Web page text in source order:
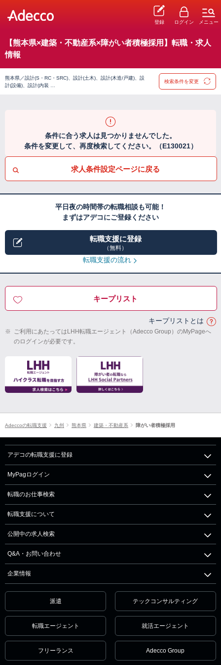
登録 ログイン メニュー
【熊本県×建築・不動産系×障がい者積極採用】転職・求人
情報
熊本県／設計(S・RC・SRC)、設計(土木)、設計(木造/戸建)、設
計(設備)、設計(内装 …
検索条件を変更
条件に合う求人は見つかりませんでした。
条件を変更して、再度検索してください。（E130021）
求人条件設定ページに戻る
平日夜の時間帯の転職相談も可能！
まずはアデコにご登録ください
転職支援に登録
（無料）
転職支援の流れ
キープリスト
キープリストとは
※ ご利用にあたってはLHH転職エージェント（Adecco Group）のMyPageへ
のログインが必要です。
Adeccoの転職支援 九州 熊本県 建築・不動産系 障がい者積極採用
アデコの転職支援に登録
MyPagログイン
転職のお仕事検索
転職支援について
公開中の求人検索
Q&A・お問い合わせ
企業情報
派遣 テックコンサルティング
転職エージェント 就活エージェント
フリーランス Adecco Group